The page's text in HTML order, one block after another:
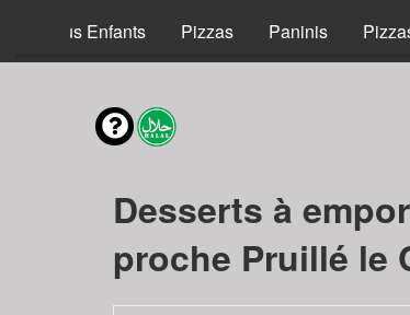
Menus Enfants Pizzas Paninis
Desserts à
proche Pruillé le